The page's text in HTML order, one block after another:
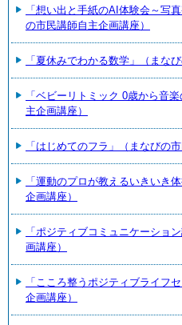
「想い出と手紙のAI体験会～写
の市民講師自主企画講座）
「夏休みでわかる数学」（まな
「ベビーリトミック 0歳から音
主企画講座）
「はじめてのフラ」（まなびの
「運動のプロが教えるいきいき
企画講座）
「ポジティブコミュニケーショ
画講座）
「こころ整うポジティブライフ
企画講座）